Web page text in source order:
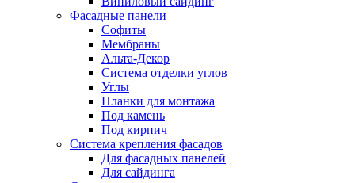
Фасадные панели
Софиты
Мембраны
Альта-Декор
Система отделки углов
Углы
Планки для монтажа
Под камень
Под кирпич
Система крепления фасадов
Для фасадных панелей
Для сайдинга